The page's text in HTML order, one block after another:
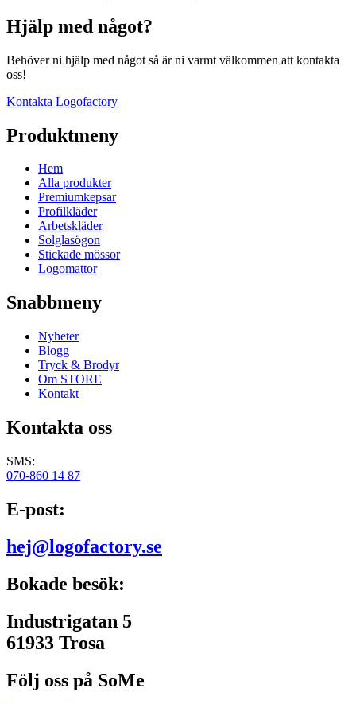
Hjälp med något?
Behöver ni hjälp med något så är ni varmt välkommen att kontakta
oss!
Kontakta Logofactory
Produktmeny
Hem
Alla produkter
Premiumkepsar
Profilkläder
Arbetskläder
Solglasögon
Stickade mössor
Logomattor
Snabbmeny
Nyheter
Blogg
Tryck & Brodyr
Om STORE
Kontakt
Kontakta oss
SMS:
070-860 14 87
E-post:
hej@logofactory.se
Bokade besök:
Industrigatan 5
61933 Trosa
Följ oss på SoMe